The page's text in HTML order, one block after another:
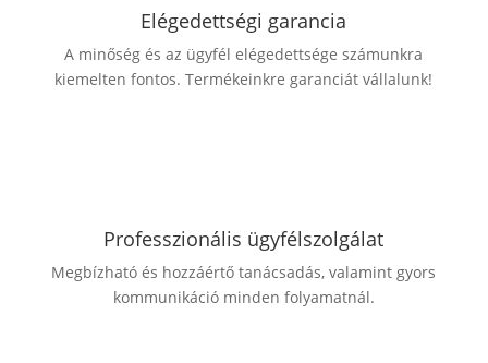
Elégedettségi garancia
A minőség és az ügyfél elégedettsége számunkra
kiemelten fontos. Termékeinkre garanciát vállalunk!
Professzionális ügyfélszolgálat
Megbízható és hozzáértő tanácsadás, valamint gyors
kommunikáció minden folyamatnál.